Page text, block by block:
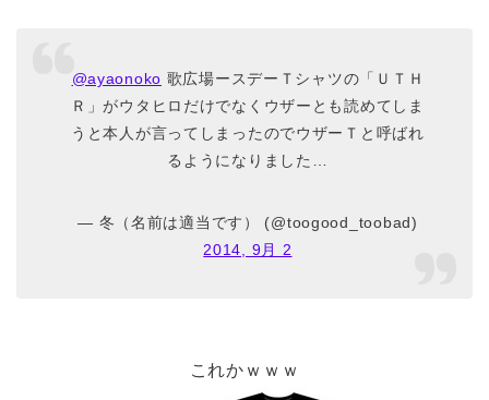
@ayaonoko 歌広場ースデーＴシャツの「ＵＴＨ
Ｒ」がウタヒロだけでなくウザーとも読めてしま
うと本人が言ってしまったのでウザーＴと呼ばれ
るようになりました…
— 冬（名前は適当です） (@toogood_toobad)
2014, 9月 2
これかｗｗｗ